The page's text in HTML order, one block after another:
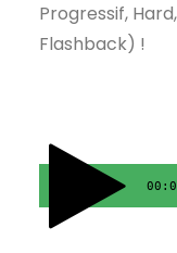
Progressif,
Flashback) !